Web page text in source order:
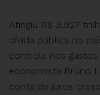
Atingiu R$ 3,927
dívida pública no
controle nos gastos
economista Bruno
conta de juros